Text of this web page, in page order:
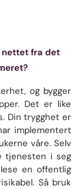
nettet fra det
og bygger
Det er like
Din trygghet er
implementert
våre. Selv
tjenesten i seg
en offentlig
Så bruk